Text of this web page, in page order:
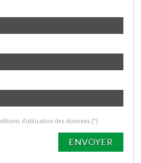
d'utilisation des données (*)
ENVOYER